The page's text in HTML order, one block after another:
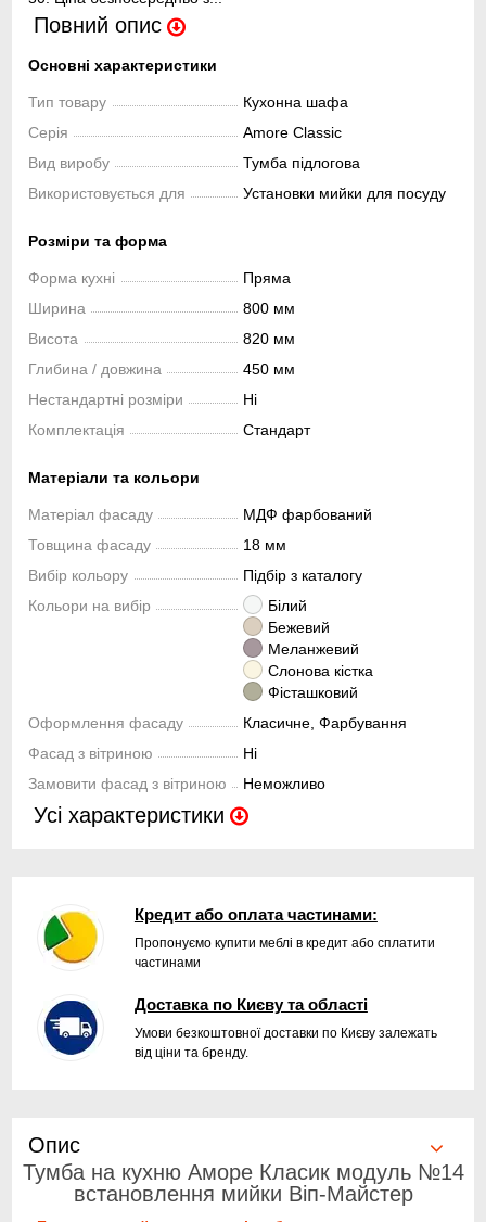
Повний опис
Основні характеристики
Тип товару
Кухонна шафа
Серія
Amore Classic
Вид виробу
Тумба підлогова
Використовується для
Установки мийки для посуду
Розміри та форма
Форма кухні
Пряма
Ширина
800 мм
Висота
820 мм
Глибина / довжина
450 мм
Нестандартні розміри
Ні
Комплектація
Стандарт
Матеріали та кольори
Матеріал фасаду
МДФ фарбований
Товщина фасаду
18 мм
Вибір кольору
Підбір з каталогу
Кольори на вибір
Білий
Бежевий
Меланжевий
Слонова кістка
Фісташковий
Оформлення фасаду
Класичне, Фарбування
Фасад з вітриною
Ні
Замовити фасад з вітриною
Неможливо
Усі характеристики
Кредит або оплата частинами:
Пропонуємо купити меблі в кредит або сплатити
частинами
Доставка по Києву та області
Умови безкоштовної доставки по Києву залежать
від ціни та бренду.
Опис
Тумба на кухню Аморе Класик модуль №14
встановлення мийки Віп-Майстер